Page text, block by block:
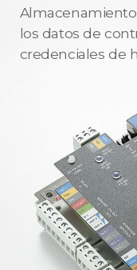
los datos de
credenciales de